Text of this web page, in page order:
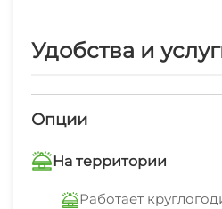
➮ Кухонная зона со всей
➮ Сан. узел с ванной и
➮ Бесплатный WiFi,
➮ Наличие косметических
Удобства и
Опции
На территории
Работает